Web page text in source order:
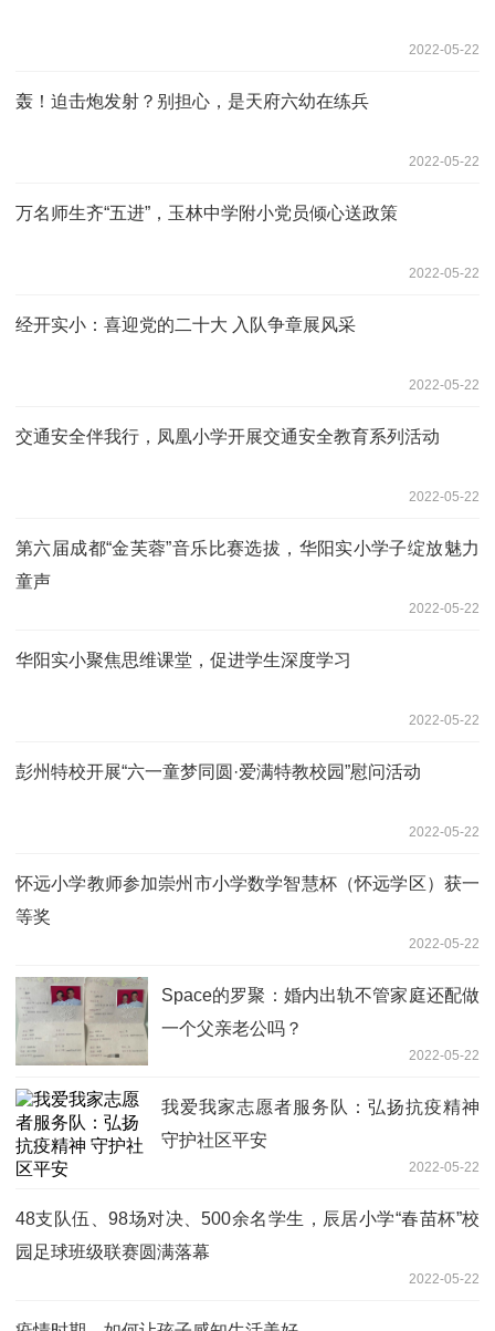
2022-05-22
轰！迫击炮发射？别担心，是天府六幼在练兵
2022-05-22
万名师生齐“五进”，玉林中学附小党员倾心送政策
2022-05-22
经开实小：喜迎党的二十大 入队争章展风采
2022-05-22
交通安全伴我行，凤凰小学开展交通安全教育系列活动
2022-05-22
第六届成都“金芙蓉”音乐比赛选拔，华阳实小学子绽放魅力
童声
2022-05-22
华阳实小聚焦思维课堂，促进学生深度学习
2022-05-22
彭州特校开展“六一童梦同圆·爱满特教校园”慰问活动
2022-05-22
怀远小学教师参加崇州市小学数学智慧杯（怀远学区）获一
等奖
2022-05-22
Space的罗聚：婚内出轨不管家庭还配做
一个父亲老公吗？
2022-05-22
我爱我家志愿者服务队：弘扬抗疫精神
守护社区平安
2022-05-22
48支队伍、98场对决、500余名学生，辰居小学“春苗杯”校
园足球班级联赛圆满落幕
2022-05-22